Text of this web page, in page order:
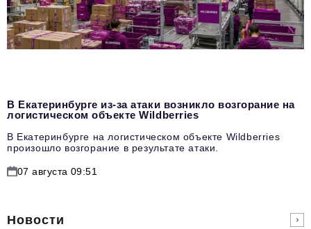
В Екатеринбурге из-за атаки возникло возгорание на
логистическом объекте Wildberries
В Екатеринбурге на логистическом объекте Wildberries
произошло возгорание в результате атаки.
07 августа 09:51
Новости